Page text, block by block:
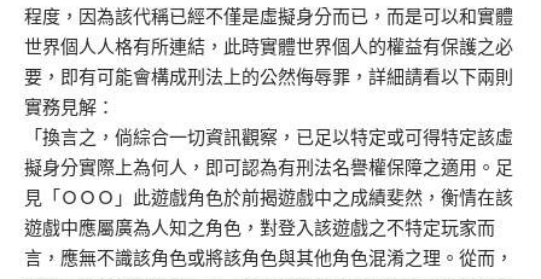
程度，因為該代稱已經不僅是虛擬身分而已，而是可以和實體
世界個人人格有所連結，此時實體世界個人的權益有保護之必
要，即有可能會構成刑法上的公然侮辱罪，詳細請看以下兩則
實務見解：
「換言之，倘綜合一切資訊觀察，已足以特定或可得特定該虛
擬身分實際上為何人，即可認為有刑法名譽權保障之適用。足
見「ＯＯＯ」此遊戲角色於前揭遊戲中之成績斐然，衡情在該
遊戲中應屬廣為人知之角色，對登入該遊戲之不特定玩家而
言，應無不識該角色或將該角色與其他角色混淆之理。從而，